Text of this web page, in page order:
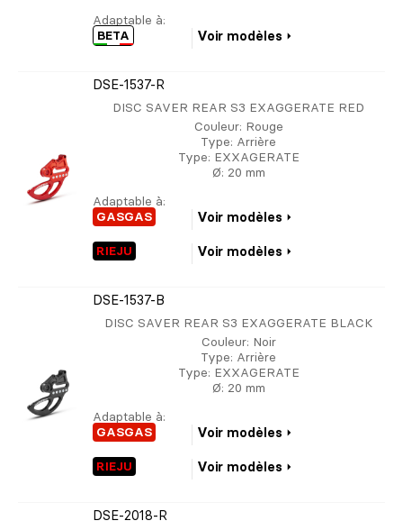
Adaptable à:
BETA
Voir modèles
DSE-1537-R
DISC SAVER REAR S3 EXAGGERATE RED
Couleur: Rouge
Type: Arrière
Type: EXXAGERATE
Ø: 20 mm
Adaptable à:
GASGAS
Voir modèles
RIEJU Voir modèles
DSE-1537-B
DISC SAVER REAR S3 EXAGGERATE BLACK
Couleur: Noir
Type: Arrière
Type: EXXAGERATE
Ø: 20 mm
Adaptable à:
GASGAS
Voir modèles
RIEJU Voir modèles
DSE-2018-R